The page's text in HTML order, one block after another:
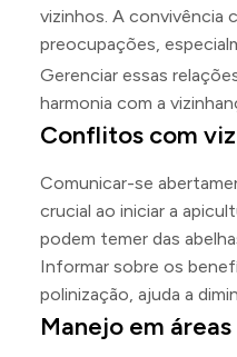
vizinhos. A convivência
preocupações,
Gerenciar essas
harmonia com a
Conflitos com
Comunicar-se
crucial ao iniciar a
podem temer das
Informar sobre os
polinização, ajuda a
Manejo em